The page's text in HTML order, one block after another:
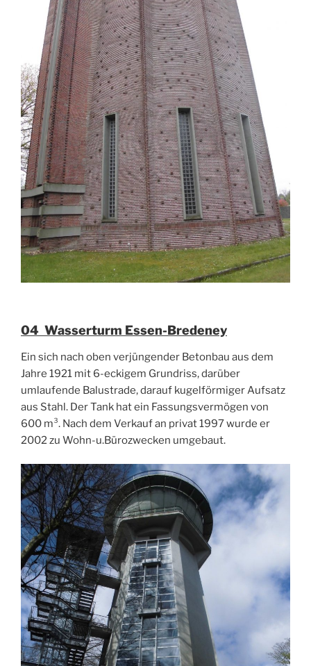
04 Wasserturm Essen-Bredeney
Ein sich nach oben verjüngender Betonbau aus dem
Jahre 1921 mit 6-eckigem Grundriss, darüber
umlaufende Balustrade, darauf kugelförmiger Aufsatz
aus Stahl. Der Tank hat ein Fassungsvermögen von
600 m³. Nach dem Verkauf an privat 1997 wurde er
2002 zu Wohn-u.Bürozwecken umgebaut.